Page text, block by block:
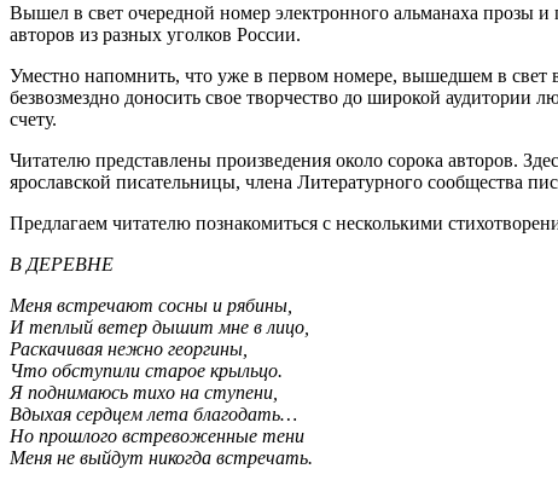
Вышел в свет очередной номер электронного альманаха прозы
авторов из разных уголков России.
Уместно напомнить, что уже в первом номере, вышедшем в свет
безвозмездно доносить свое творчество до широкой аудитории
счету.
Читателю представлены произведения около сорока авторов.
ярославской писательницы, члена Литературного сообщества
Предлагаем читателю познакомиться с несколькими
В ДЕРЕВНЕ
Меня встречают сосны и рябины,
И теплый ветер дышит мне в лицо,
Раскачивая нежно георгины,
Что обступили старое крыльцо.
Я поднимаюсь тихо на ступени,
Вдыхая сердцем лета благодать…
Но прошлого встревоженные тени
Меня не выйдут никогда встречать.